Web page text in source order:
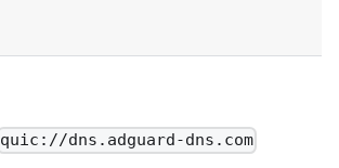
quic://dns.adguard-dns.com